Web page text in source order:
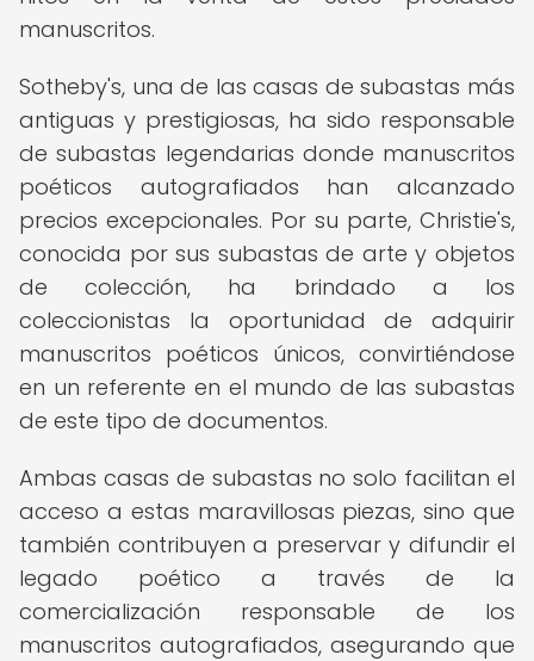
manuscritos.
Sotheby's, una de las casas de subastas más
antiguas y prestigiosas, ha sido responsable
de subastas legendarias donde manuscritos
poéticos autografiados han alcanzado
precios excepcionales. Por su parte, Christie's,
conocida por sus subastas de arte y objetos
de colección, ha brindado a los
coleccionistas la oportunidad de adquirir
manuscritos poéticos únicos, convirtiéndose
en un referente en el mundo de las subastas
de este tipo de documentos.
Ambas casas de subastas no solo facilitan el
acceso a estas maravillosas piezas, sino que
también contribuyen a preservar y difundir el
legado poético a través de la
comercialización responsable de los
manuscritos autografiados, asegurando que